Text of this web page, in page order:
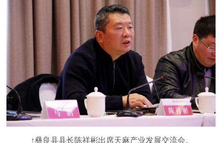
↑彝良县县长陈祥彬出席天麻产业发展交流会。